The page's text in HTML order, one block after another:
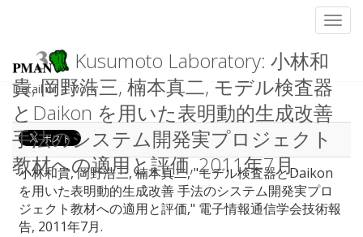
Kusumoto Laboratory: 小林和
貴, 岡野浩三, 楠本真二, モデル検査器
とDaikon を用いた表明動的生成改善
手法のシステム開発実プロジェクト
教材への適用と評価, 2011年7月.
Detail of a work
小林和貴, 岡野浩三, 楠本真二, "モデル検査器とDaikon
を用いた表明動的生成改善 手法のシステム開発実プロ
ジェクト教材への適用と評価," 電子情報通信学会技術報
告, 2011年7月.